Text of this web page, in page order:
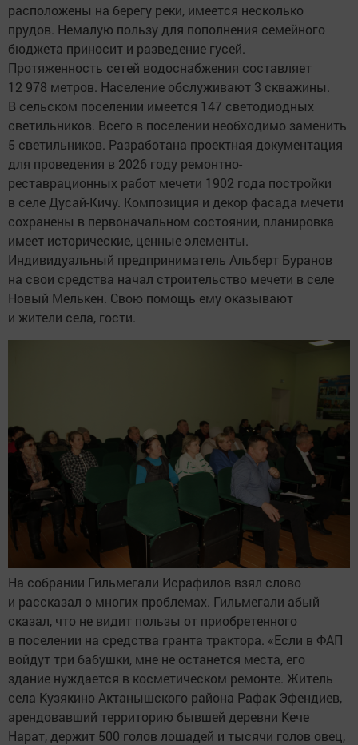
расположены на берегу реки, имеется несколько
прудов. Немалую пользу для пополнения семейного
бюджета приносит и разведение гусей.
Протяженность сетей водоснабжения составляет
12 978 метров. Население обслуживают 3 скважины.
В сельском поселении имеется 147 светодиодных
светильников. Всего в поселении необходимо заменить
5 светильников. Разработана проектная документация
для проведения в 2026 году ремонтно-
реставрационных работ мечети 1902 года постройки
в селе Дусай-Кичу. Композиция и декор фасада мечети
сохранены в первоначальном состоянии, планировка
имеет исторические, ценные элементы.
Индивидуальный предприниматель Альберт Буранов
на свои средства начал строительство мечети в селе
Новый Мелькен. Свою помощь ему оказывают
и жители села, гости.
На собрании Гильмегали Исрафилов взял слово
и рассказал о многих проблемах. Гильмегали абый
сказал, что не видит пользы от приобретенного
в поселении на средства гранта трактора. «Если в ФАП
войдут три бабушки, мне не останется места, его
здание нуждается в косметическом ремонте. Житель
села Кузякино Актанышского района Рафак Эфендиев,
арендовавший территорию бывшей деревни Кече
Нарат, держит 500 голов лошадей и тысячи голов овец,